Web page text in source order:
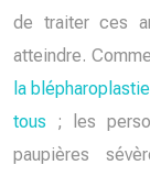
de traiter ces
atteindre.
la
tous ; les
paupières